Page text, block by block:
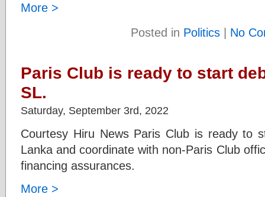
More >
Posted in Politics | No
Paris Club is ready to start
SL.
Saturday, September 3rd, 2022
Courtesy Hiru News Paris Club is ready to
Lanka and coordinate with non-Paris Club
financing assurances.
More >